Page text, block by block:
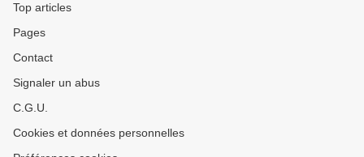
Top articles
Pages
Contact
Signaler un abus
C.G.U.
Cookies et données personnelles